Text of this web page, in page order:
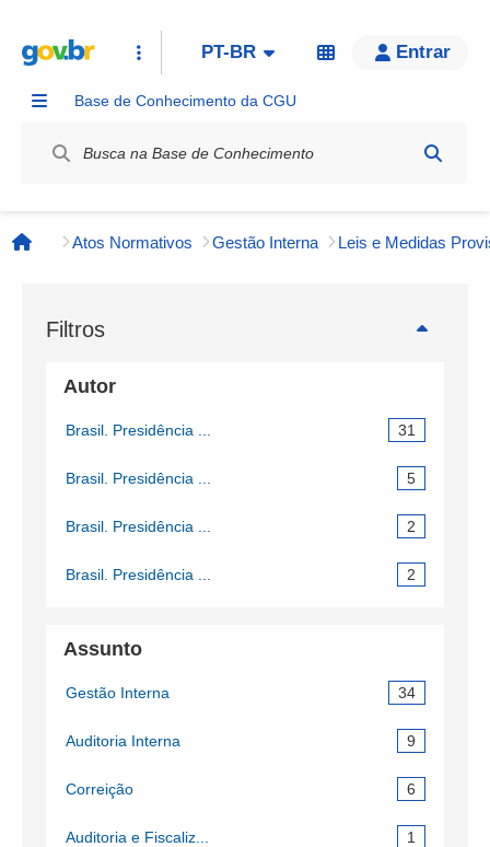
PT-BR Entrar
Base de Conhecimento da CGU
Página inicial
Atos Normativos Gestão Interna
Filtros
Autor
Brasil. Presidência ... 31
Brasil. Presidência ... 5
Brasil. Presidência ... 2
Brasil. Presidência ... 2
Assunto
Gestão Interna 34
Auditoria Interna 9
Correição 6
Auditoria e Fiscaliz... 1